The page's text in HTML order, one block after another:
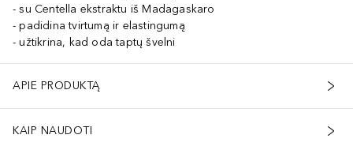
su Centella ekstraktu iš Madagaskaro
padidina tvirtumą ir elastingumą
užtikrina, kad oda taptų švelni
APIE PRODUKTĄ
KAIP NAUDOTI